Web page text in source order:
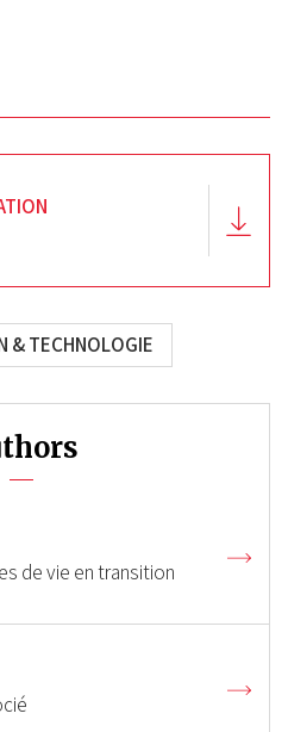
& TECHNOLOGIE
de vie en transition